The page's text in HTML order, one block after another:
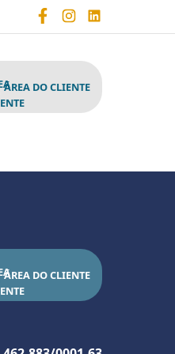
ÁREA DO CLIENTE
ÁREA DO CLIENTE